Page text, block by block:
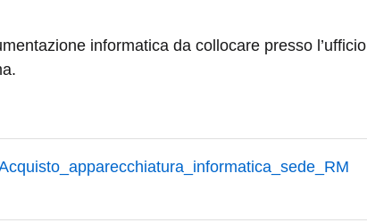
informatica da collocare presso l’ufficio